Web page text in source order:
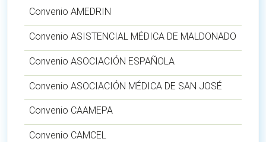
Convenio AMEDRIN
Convenio ASISTENCIAL MÉDICA DE MALDONADO
Convenio ASOCIACIÓN ESPAÑOLA
Convenio ASOCIACIÓN MÉDICA DE SAN JOSÉ
Convenio CAAMEPA
Convenio CAMCEL